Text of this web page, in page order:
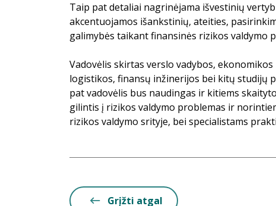
Taip pat detaliai nagrinėjama išvestinių
akcentuojamos išankstinių, ateities,
galimybės taikant finansinės rizikos valdymo
Vadovėlis skirtas verslo vadybos,
logistikos, finansų inžinerijos bei kitų studijų
pat vadovėlis bus naudingas ir kitiems
gilintis į rizikos valdymo problemas ir
rizikos valdymo srityje, bei specialistams
Grįžti atgal